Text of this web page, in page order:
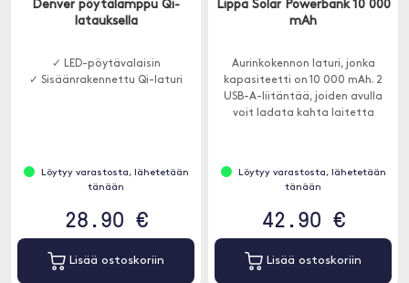
Denver pöytälamppu Qi-
latauksella
✓ LED-pöytävalaisin
✓ Sisäänrakennettu Qi-laturi
Löytyy varastosta, lähetetään
tänään
28.90 €
Lisää ostoskoriin
Lippa Solar Powerbank 10 000
mAh
Aurinkokennon laturi, jonka
kapasiteetti on 10 000 mAh. 2
USB-A-liitäntää, joiden avulla
voit ladata kahta laitetta
Löytyy varastosta, lähetetään
tänään
42.90 €
Lisää ostoskoriin